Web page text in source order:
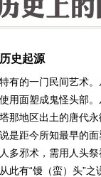
史起源
有的一门民间艺术
用面塑成鬼怪头部
那地区出土的唐代
是距今所知最早的
多邪术，需用人头
此有“馒（蛮）头”之